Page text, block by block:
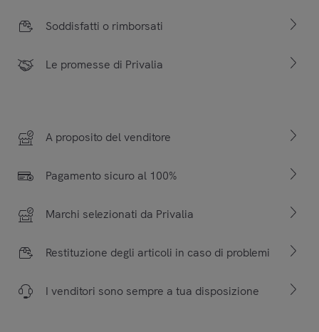
Soddisfatti o rimborsati
Le promesse di Privalia
A proposito del venditore
Pagamento sicuro al 100%
Marchi selezionati da Privalia
Restituzione degli articoli in caso di problemi
I venditori sono sempre a tua disposizione